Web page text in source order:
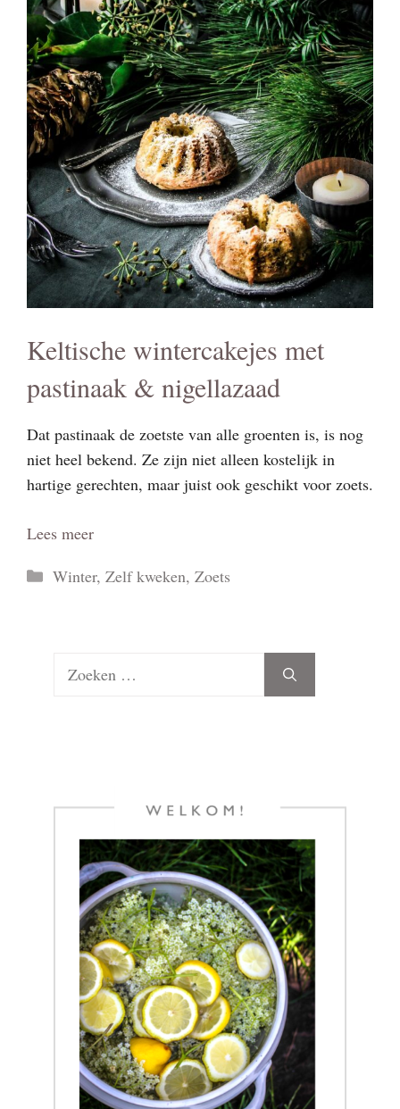
Keltische wintercakejes met
pastinaak & nigellazaad
Dat pastinaak de zoetste van alle groenten is, is nog
niet heel bekend. Ze zijn niet alleen kostelijk in
hartige gerechten, maar juist ook geschikt voor zoets.
Lees meer
Categorieën
Winter, Zelf kweken, Zoets
Zoek